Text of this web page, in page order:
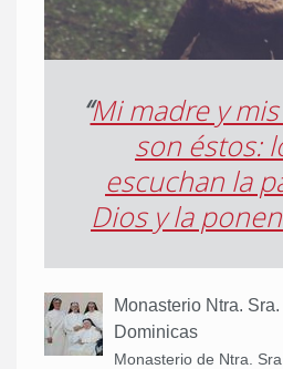
“Mi madre y
son éstos:
escuchan la
Dios y la
Monasterio Ntra.
Dominicas
Monasterio de Ntra.